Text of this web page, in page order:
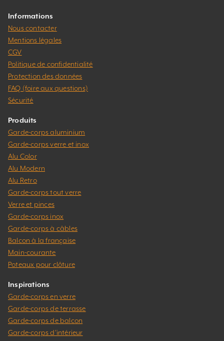
Informations
Nous contacter
Mentions légales
CGV
Politique de confidentialité
Protection des données
FAQ (foire aux questions)
Sécurité
Produits
Garde-corps aluminium
Garde-corps verre et inox
Alu Color
Alu Modern
Alu Retro
Garde-corps tout verre
Verre et pinces
Garde-corps inox
Garde-corps à câbles
Balcon à la française
Main-courante
Poteaux pour clôture
Inspirations
Garde-corps en verre
Garde-corps de terrasse
Garde-corps de balcon
Garde-corps d’intérieur